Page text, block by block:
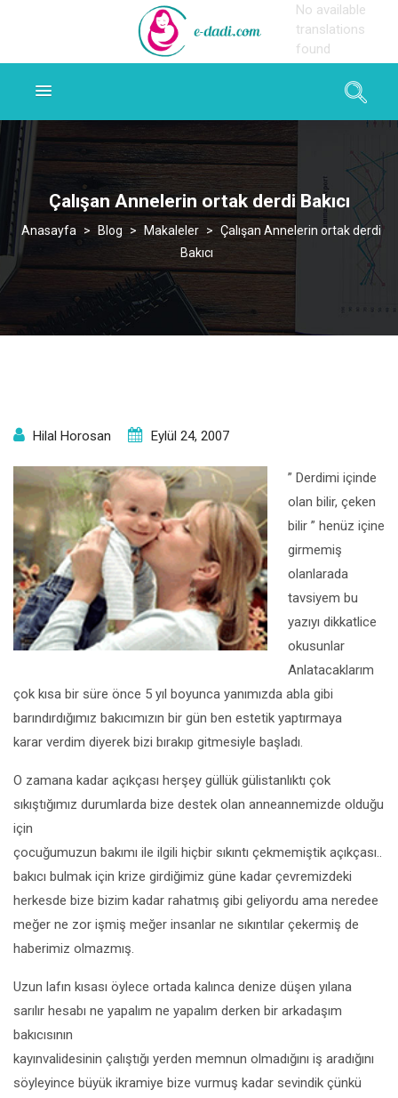
Çalışan Annelerin ortak derdi Bakıcı
> Blog > Makaleler > Çalışan Annelerin ortak derdi
Bakıcı
Hilal Horosan Eylül 24, 2007
” Derdimi içinde
olan bilir, çeken
bilir ” henüz içine
girmemiş
olanlarada
tavsiyem bu
yazıyı dikkatlice
okusunlar
Anlatacaklarım
çok kısa bir süre önce 5 yıl boyunca yanımızda abla gibi
barındırdığımız bakıcımızın bir gün ben estetik yaptırmaya
karar verdim diyerek bizi bırakıp gitmesiyle başladı.
O zamana kadar açıkçası herşey güllük gülistanlıktı çok
sıkıştığımız durumlarda bize destek olan anneannemizde olduğu
için
çocuğumuzun bakımı ile ilgili hiçbir sıkıntı çekmemiştik açıkçası..
bakıcı bulmak için krize girdiğimiz güne kadar çevremizdeki
herkesde bize bizim kadar rahatmış gibi geliyordu ama neredee
meğer ne zor işmiş meğer insanlar ne sıkıntılar çekermiş de
haberimiz olmazmış.
Uzun lafın kısası öylece ortada kalınca denize düşen yılana
sarılır hesabı ne yapalım ne yapalım derken bir arkadaşım
bakıcısının
kayınvalidesinin çalıştığı yerden memnun olmadığını iş aradığını
söyleyince büyük ikramiye bize vurmuş kadar sevindik çünkü
No available
translations
found